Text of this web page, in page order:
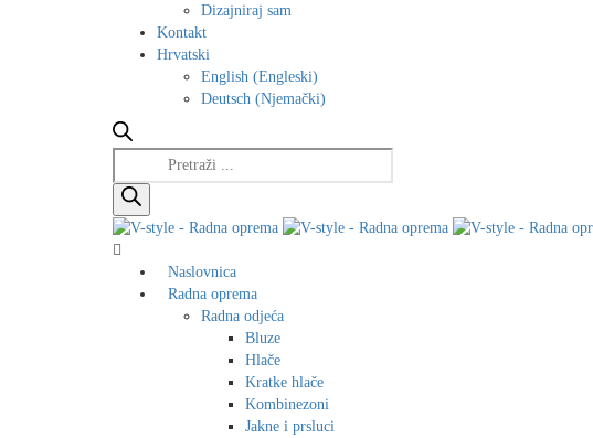
Dizajniraj sam
Kontakt
Hrvatski
English (Engleski)
Deutsch (Njemački)
Products
search
Naslovnica
Radna oprema
Radna odjeća
Bluze
Hlače
Kratke hlače
Kombinezoni
Jakne i prsluci